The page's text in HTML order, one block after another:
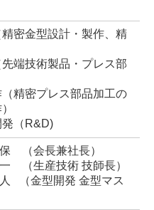
精密金型設計・製作、精
端技術製品・プレス部
精密プレス部品加工の
発（R&D)
（会長兼社長）
生産技術 技師長）
金型開発 金型マス